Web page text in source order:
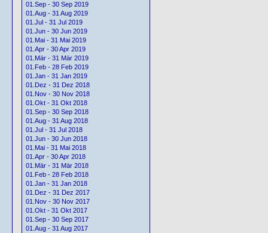
01.Sep - 30 Sep 2019
01.Aug - 31 Aug 2019
01.Jul - 31 Jul 2019
01.Jun - 30 Jun 2019
01.Mai - 31 Mai 2019
01.Apr - 30 Apr 2019
01.Mär - 31 Mär 2019
01.Feb - 28 Feb 2019
01.Jan - 31 Jan 2019
01.Dez - 31 Dez 2018
01.Nov - 30 Nov 2018
01.Okt - 31 Okt 2018
01.Sep - 30 Sep 2018
01.Aug - 31 Aug 2018
01.Jul - 31 Jul 2018
01.Jun - 30 Jun 2018
01.Mai - 31 Mai 2018
01.Apr - 30 Apr 2018
01.Mär - 31 Mär 2018
01.Feb - 28 Feb 2018
01.Jan - 31 Jan 2018
01.Dez - 31 Dez 2017
01.Nov - 30 Nov 2017
01.Okt - 31 Okt 2017
01.Sep - 30 Sep 2017
01.Aug - 31 Aug 2017